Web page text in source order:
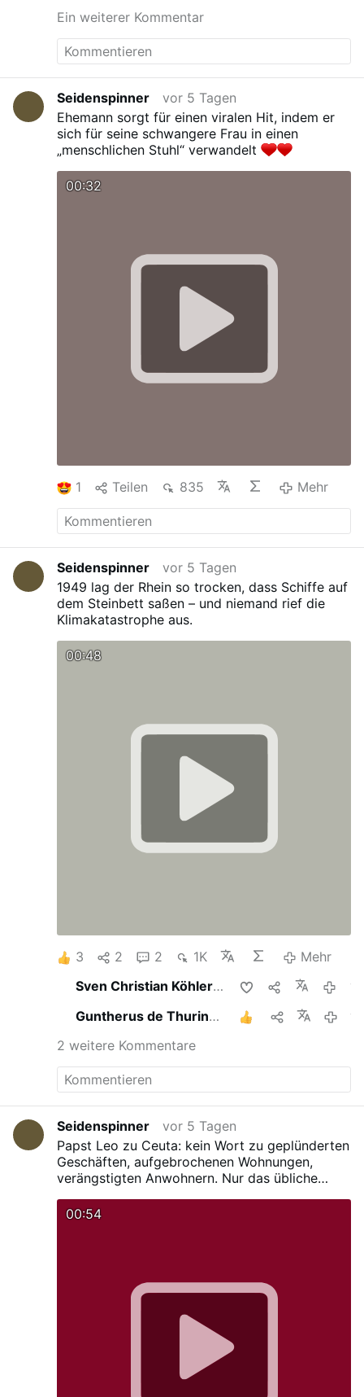
Ein weiterer Kommentar
Seidenspinner
vor 5 Tagen
Ehemann sorgt für einen viralen Hit, indem er
sich für seine schwangere Frau in einen
„menschlichen Stuhl“ verwandelt
00:32
1 Teilen 835 Mehr
Seidenspinner
vor 5 Tagen
1949 lag der Rhein so trocken, dass Schiffe auf
dem Steinbett saßen – und niemand rief die
Klimakatastrophe aus.
00:48
3 2 2 1K
Mehr
Sven Christian Köhlerteilt das
Guntherus de Thuringia
teilt das
2 weitere Kommentare
Seidenspinner
vor 5 Tagen
Papst Leo zu Ceuta: kein Wort zu geplünderten
Geschäften, aufgebrochenen Wohnungen,
verängstigten Anwohnern. Nur das übliche
„Kriegsleid“ – über ein Land, in dem kein Krieg
00:54